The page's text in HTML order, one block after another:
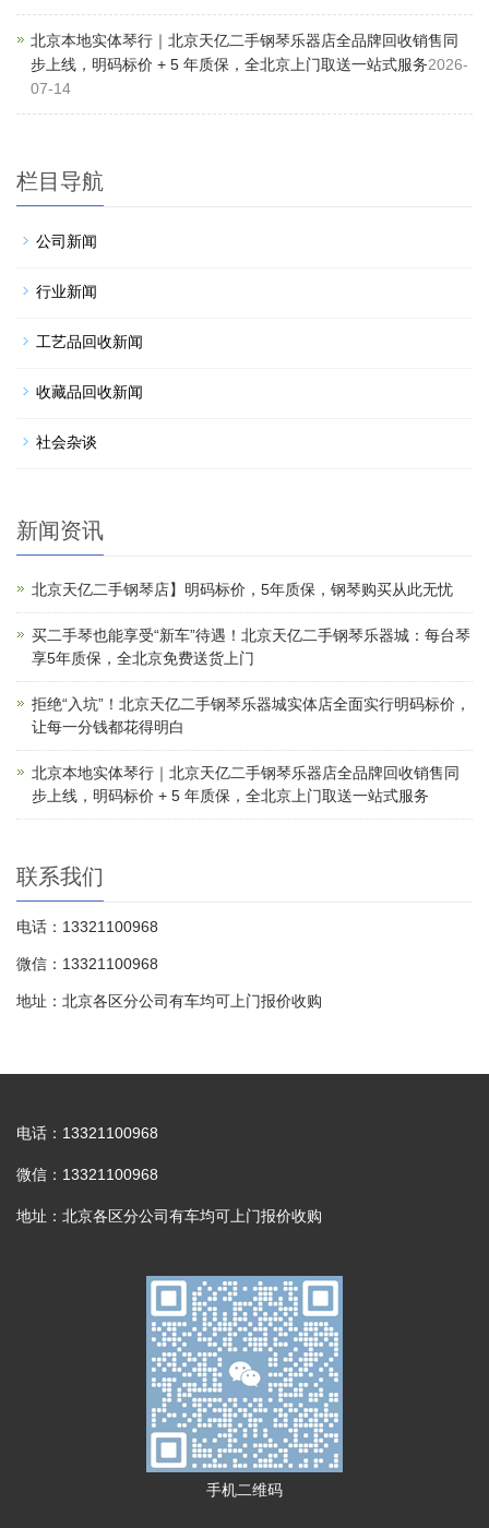
北京本地实体琴行｜北京天亿二手钢琴乐器店全品牌回收销售同
步上线，明码标价 + 5 年质保，全北京上门取送一站式服务2026-
07-14
栏目导航
公司新闻
行业新闻
工艺品回收新闻
收藏品回收新闻
社会杂谈
新闻资讯
北京天亿二手钢琴店】明码标价，5年质保，钢琴购买从此无忧
买二手琴也能享受“新车”待遇！北京天亿二手钢琴乐器城：每台琴
享5年质保，全北京免费送货上门
拒绝“入坑”！北京天亿二手钢琴乐器城实体店全面实行明码标价，
让每一分钱都花得明白
北京本地实体琴行｜北京天亿二手钢琴乐器店全品牌回收销售同
步上线，明码标价 + 5 年质保，全北京上门取送一站式服务
联系我们
电话：13321100968
微信：13321100968
地址：北京各区分公司有车均可上门报价收购
电话：13321100968
微信：13321100968
地址：北京各区分公司有车均可上门报价收购
手机二维码